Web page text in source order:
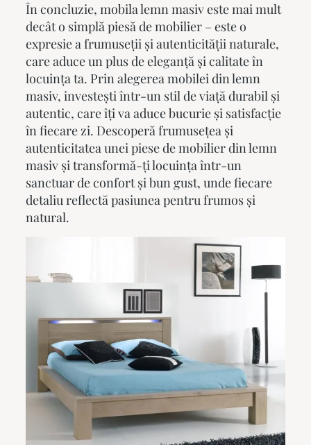
În concluzie, mobila lemn masiveste mai mult
decât o simplă piesă de mobilier – este o
expresie a frumuseții și autenticității naturale,
care aduce un plus de eleganță și calitate în
locuința ta. Prin alegerea mobilei din lemn
masiv, investești într-un stil de viață durabil și
autentic, care îți va aduce bucurie și satisfacție
în fiecare zi. Descoperă frumusețea și
autenticitatea unei piese de mobilier din lemn
masiv și transformă-ți locuința într-un
sanctuar de confort și bun gust, unde fiecare
detaliu reflectă pasiunea pentru frumos și
natural.